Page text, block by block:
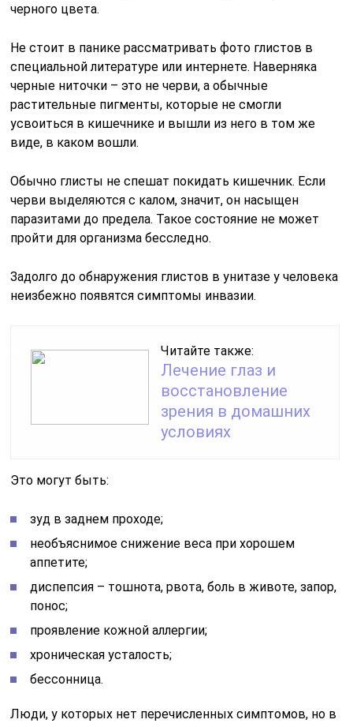
черного цвета.
Не стоит в панике рассматривать фото глистов в
специальной литературе или интернете. Наверняка
черные ниточки – это не черви, а обычные
растительные пигменты, которые не смогли
усвоиться в кишечнике и вышли из него в том же
виде, в каком вошли.
Обычно глисты не спешат покидать кишечник. Если
черви выделяются с калом, значит, он насыщен
паразитами до предела. Такое состояние не может
пройти для организма бесследно.
Задолго до обнаружения глистов в унитазе у человека
неизбежно появятся симптомы инвазии.
Читайте также:
Лечение глаз и
восстановление
зрения в домашних
условиях
Это могут быть:
зуд в заднем проходе;
необъяснимое снижение веса при хорошем
аппетите;
диспепсия – тошнота, рвота, боль в животе, запор,
понос;
проявление кожной аллергии;
хроническая усталость;
бессонница.
Люди, у которых нет перечисленных симптомов, но в